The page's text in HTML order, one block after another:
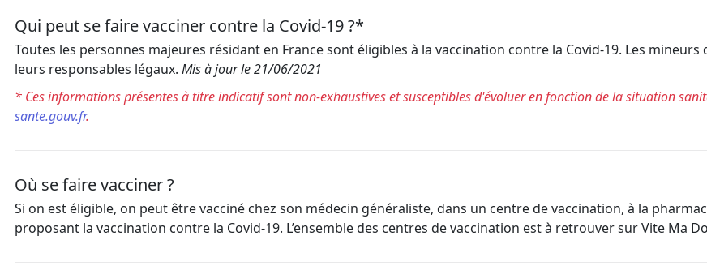
Qui peut se faire vacciner contre la Covid-19 ?*
Toutes les personnes majeures résidant en France sont éligibles à la vaccination contre la Covid-19. Les
leurs responsables légaux. Mis à jour le21/06/2021
* Ces informations présentes à titre indicatif sont non-exhaustives et susceptibles d'évoluer en fonction de la situation
sante.gouv.fr.
Où se faire vacciner ?
Si on est éligible, on peut être vacciné chez son médecin généraliste, dans un centre de vaccination, à la
proposant la vaccination contre la Covid-19. L’ensemble des centres de vaccination est à retrouver sur Vite Ma